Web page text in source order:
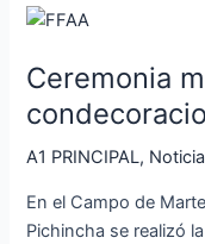
Ceremonia
A1 PRINCIPAL, Noticia
En el Campo de
Pichincha se realizó
Ceremonia
de
entrega
de
condecoraciones